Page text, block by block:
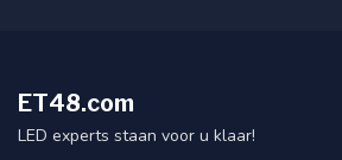
ET48.com
LED experts staan voor u klaar!